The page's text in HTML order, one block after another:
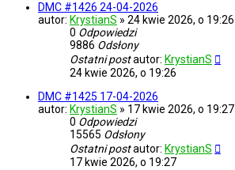
DMC #1426 24-04-2026
autor: KrystianS » 24 kwie 2026, o 19:26
0 Odpowiedzi
9886 Odsłony
Ostatni postautor: KrystianS
24 kwie 2026, o 19:26
DMC #1425 17-04-2026
autor: KrystianS » 17 kwie 2026, o 19:27
0 Odpowiedzi
15565 Odsłony
Ostatni postautor: KrystianS
17 kwie 2026, o 19:27